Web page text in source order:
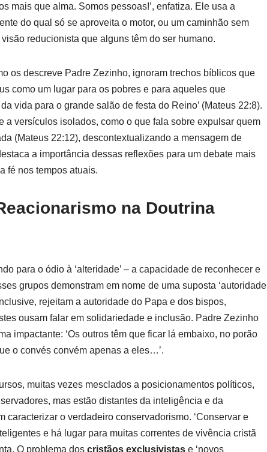
mais que alma. Somos pessoas!’, enfatiza. Ele usa a
do qual só se aproveita o motor, ou um caminhão sem
reducionista que alguns têm do ser humano.
os descreve Padre Zezinho, ignoram trechos bíblicos que
como um lugar para os pobres e para aqueles que
vida para o grande salão de festa do Reino’ (Mateus 22:8).
a versículos isolados, como o que fala sobre expulsar quem
(Mateus 22:12), descontextualizando a mensagem de
a importância dessas reflexões para um debate mais
fé nos tempos atuais.
na Doutrina
para o ódio à ‘alteridade’ – a capacidade de reconhecer e
grupos demonstram em nome de uma suposta ‘autoridade
rejeitam a autoridade do Papa e dos bispos,
ousam falar em solidariedade e inclusão. Padre Zezinho
impactante: ‘Os outros têm que ficar lá embaixo, no porão
o convés convém apenas a eles…’.
muitas vezes mesclados a posicionamentos políticos,
mas estão distantes da inteligência e da
caracterizar o verdadeiro conservadorismo. ‘Conservar e
e há lugar para muitas correntes de vivência cristã
O problema dos cristãos exclusivistas e ‘novos